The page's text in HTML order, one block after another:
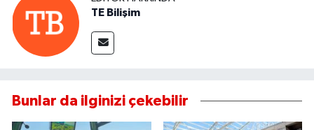
TE Bilişim
Bunlar da ilginizi çekebilir